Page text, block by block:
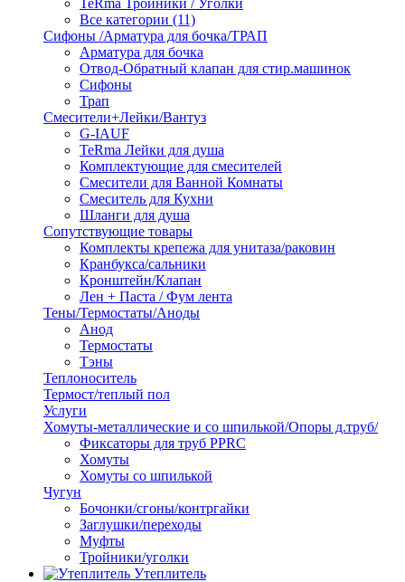
TeRma Тройники / Уголки
Все категории (11)
Сифоны /Арматура для бочка/ТРАП
Арматура для бочка
Отвод-Обратный клапан для стир.машинок
Сифоны
Трап
Смесители+Лейки/Вантуз
G-IAUF
TeRma Лейки для душа
Комплектующие для смесителей
Смесители для Ванной Комнаты
Смеситель для Кухни
Шланги для душа
Сопутствующие товары
Комплекты крепежа для унитаза/раковин
Кранбукса/сальники
Кронштейн/Клапан
Лен + Паста / Фум лента
Тены/Термостаты/Аноды
Анод
Термостаты
Тэны
Теплоноситель
Термост/теплый пол
Услуги
Хомуты-металлические и со шпилькой/Опоры д.труб/
Фиксаторы для труб PPRC
Хомуты
Хомуты со шпилькой
Чугун
Бочонки/сгоны/контргайки
Заглушки/переходы
Муфты
Тройники/уголки
Утеплитель